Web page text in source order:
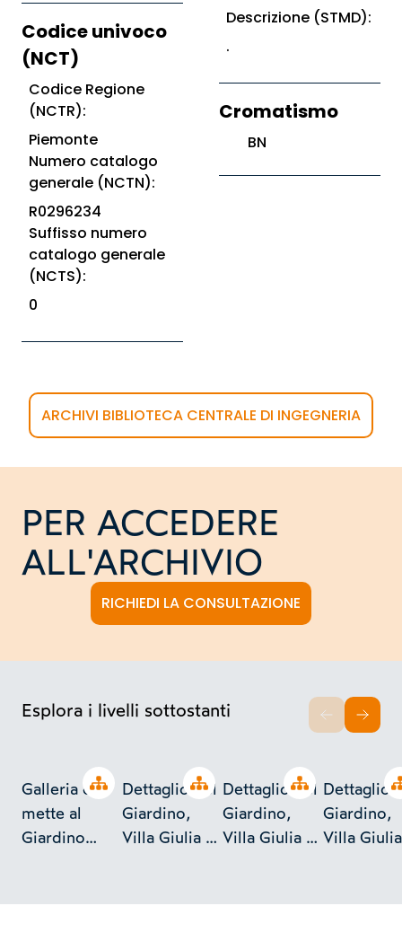
Codice univoco
(NCT)
Codice Regione
(NCTR):
Piemonte
Numero catalogo
generale (NCTN):
R0296234
Suffisso numero
catalogo generale
(NCTS):
0
Descrizione (STMD):
.
Cromatismo
BN
ARCHIVI BIBLIOTECA CENTRALE DI INGEGNERIA
PER ACCEDERE
ALL'ARCHIVIO
RICHIEDI LA CONSULTAZIONE
Esplora i livelli sottostanti
Open tree
Galleria che
mette al
Giardino
Open tree
Dettaglio del
Giardino,
Villa Giulia -
Open tree
Dettaglio del
Giardino,
Villa Giulia -
Dettaglio
Giardino,
Villa
INDIETRO